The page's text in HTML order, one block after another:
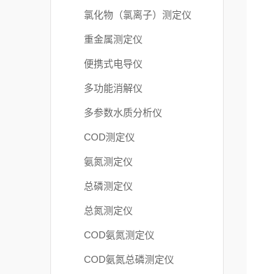
氯化物（氯离子）测定仪
重金属测定仪
便携式电导仪
多功能消解仪
多参数水质分析仪
COD测定仪
氨氮测定仪
总磷测定仪
总氮测定仪
COD氨氮测定仪
COD氨氮总磷测定仪